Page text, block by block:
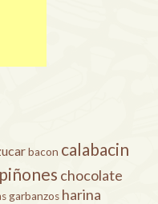
bacon calabacin
chocolate
garbanzos harina